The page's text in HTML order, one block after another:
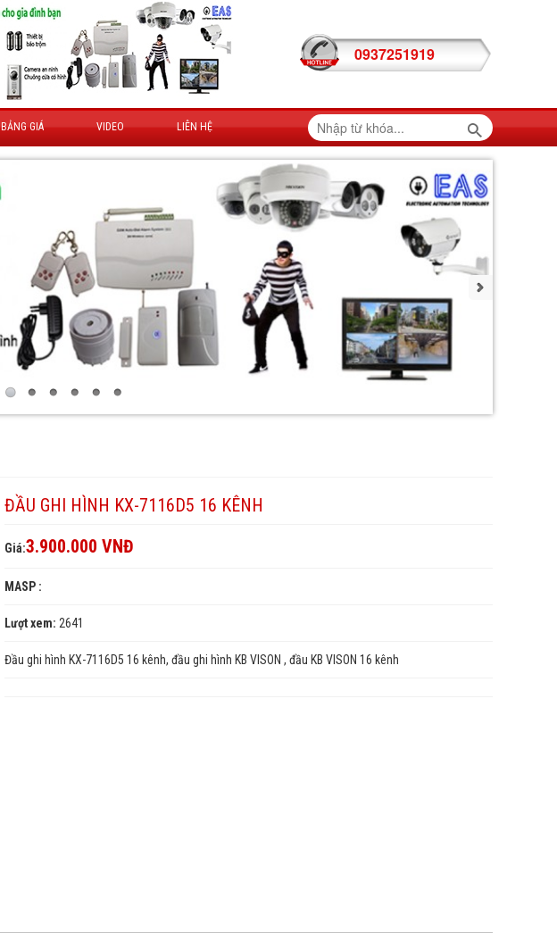
0937251919
BẢNG GIÁ VIDEO LIÊN HỆ
ĐẦU GHI HÌNH KX-7116D5 16 KÊNH
Giá:3.900.000 VNĐ
MASP :
Lượt xem: 2641
Đầu ghi hình KX-7116D5 16 kênh, đầu ghi hình KB VISON , đầu KB VISON 16 kênh